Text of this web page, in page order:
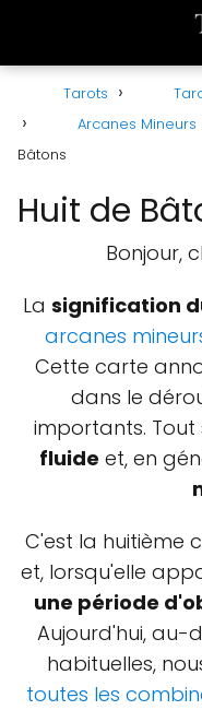
Tarots
Arcanes Mineurs
Bâtons
Huit de
Bonjour,
La signification
arcanes
Cette carte
dans le
importants.
fluide et, en
C'est la huitième
et, lorsqu'elle
une période
Aujourd'hui, au-
habituelles,
toutes les